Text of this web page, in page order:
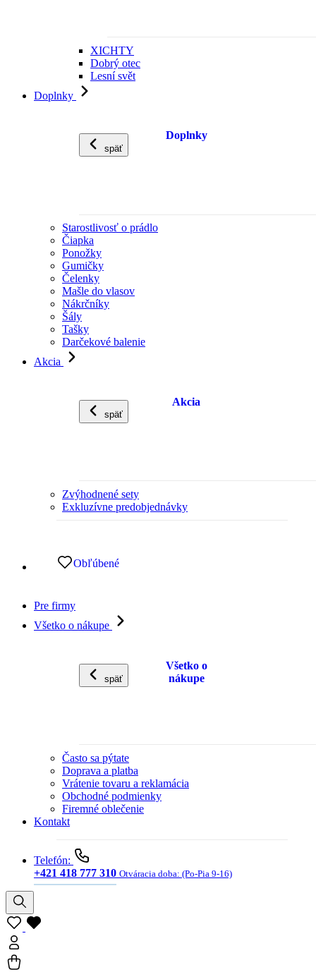
XICHTY
Dobrý otec
Lesní svět
Doplnky
späť
Doplnky
Starostlivosť o prádlo
Čiapka
Ponožky
Gumičky
Čelenky
Mašle do vlasov
Nákrčníky
Šály
Tašky
Darčekové balenie
Akcia
späť
Akcia
Zvýhodnené sety
Exkluzívne predobjednávky
Obľúbené
Pre firmy
Všetko o nákupe
späť
Všetko o
nákupe
Často sa pýtate
Doprava a platba
Vrátenie tovaru a reklamácia
Obchodné podmienky
Firemné oblečenie
Kontakt
Telefón:
+421 418 777 310 Otváracia doba: (Po-Pia 9-16)